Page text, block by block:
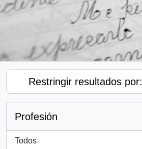
Restringir resultados por:
Profesión
Todos